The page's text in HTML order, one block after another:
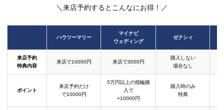
＼来店予約するとこんなにお得！／
ハウツーマリー
マイナビ
ウェディング
ゼクシィ
来店予約
特典内容
来店で10000円 来店で3000円
購入しない
場合なし
ポイント
来店予約だけ
で10000円
5万円以上の指輪購
入で
+10000円
購入時のみ
特典